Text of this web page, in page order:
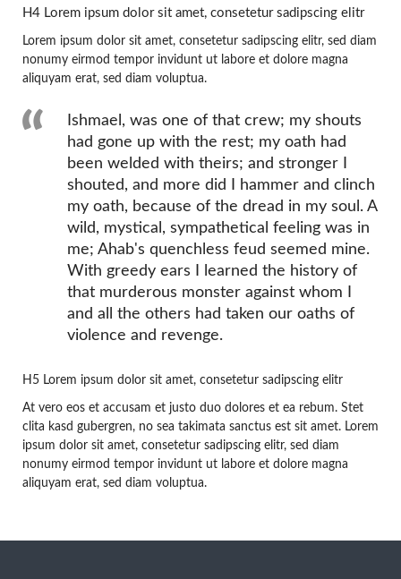
H4 Lorem ipsum dolor sit amet, consetetur sadipscing elitr
Lorem ipsum dolor sit amet, consetetur sadipscing elitr, sed diam
nonumy eirmod tempor invidunt ut labore et dolore magna
aliquyam erat, sed diam voluptua.
Ishmael, was one of that crew; my shouts
had gone up with the rest; my oath had
been welded with theirs; and stronger I
shouted, and more did I hammer and clinch
my oath, because of the dread in my soul. A
wild, mystical, sympathetical feeling was in
me; Ahab's quenchless feud seemed mine.
With greedy ears I learned the history of
that murderous monster against whom I
and all the others had taken our oaths of
violence and revenge.
H5 Lorem ipsum dolor sit amet, consetetur sadipscing elitr
At vero eos et accusam et justo duo dolores et ea rebum. Stet
clita kasd gubergren, no sea takimata sanctus est sit amet. Lorem
ipsum dolor sit amet, consetetur sadipscing elitr, sed diam
nonumy eirmod tempor invidunt ut labore et dolore magna
aliquyam erat, sed diam voluptua.